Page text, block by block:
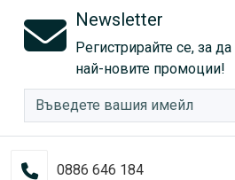
Newsletter
Регистрирайте се, за
най-новите промоции!
0886 646 184